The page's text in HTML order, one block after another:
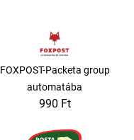
FOXPOST-Packeta group
automatába
990 Ft